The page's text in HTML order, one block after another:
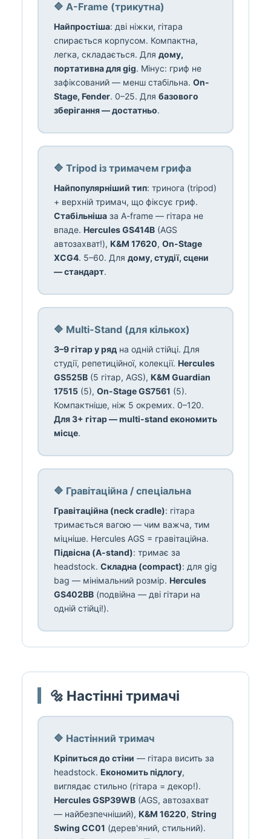
🔷 A-Frame (трикутна)
Найпростіша: дві ніжки, гітара
спирається корпусом. Компактна,
легка, складається. Для дому,
портативна для gig. Мінус: гриф не
зафіксований — менш стабільна. On-
Stage, Fender. 0–25. Для базового
зберігання — достатньо.
🔷 Tripod із тримачем грифа
Найпопулярніший тип: тринога (tripod)
+ верхній тримач, що фіксує гриф.
Стабільніша за A-frame — гітара не
впаде. Hercules GS414B (AGS
автозахват!), K&M 17620, On-Stage
XCG4. 5–60. Для дому, студії, сцени
— стандарт.
🔷 Multi-Stand (для кількох)
3–9 гітар у ряд на одній стійці. Для
студії, репетиційної, колекції. Hercules
GS525B (5 гітар, AGS), K&M Guardian
17515 (5), On-Stage GS7561 (5).
Компактніше, ніж 5 окремих. 0–120.
Для 3+ гітар — multi-stand економить
місце.
🔷 Гравітаційна / спеціальна
Гравітаційна (neck cradle): гітара
тримається вагою — чим важча, тим
міцніше. Hercules AGS = гравітаційна.
Підвісна (A-stand): тримає за
headstock. Складна (compact): для gig
bag — мінімальний розмір. Hercules
GS402BB (подвійна — дві гітари на
одній стійці!).
🔩 Настінні тримачі
🔷 Настінний тримач
Кріпиться до стіни — гітара висить за
headstock. Економить підлогу,
виглядає стильно (гітара = декор!).
Hercules GSP39WB (AGS, автозахват
— найбезпечніший), K&M 16220, String
Swing CC01 (дерев'яний, стильний).